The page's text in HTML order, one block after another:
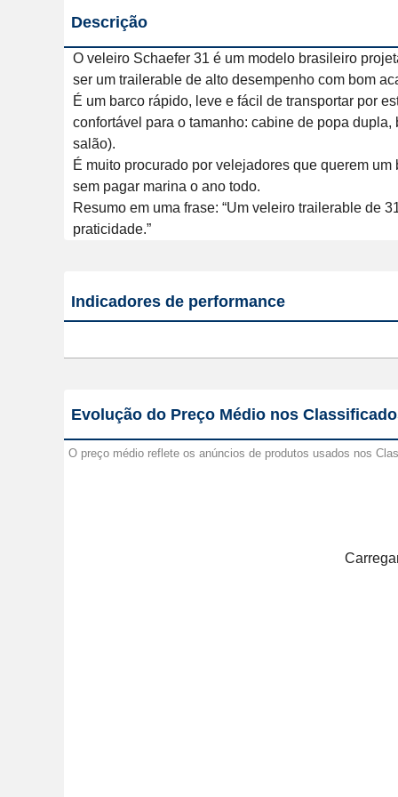
Descrição
O veleiro Schaefer 31 é um modelo brasileiro
ser um trailerable de alto desempenho com bom
É um barco rápido, leve e fácil de transportar por
confortável para o tamanho: cabine de popa
salão).
É muito procurado por velejadores que querem
sem pagar marina o ano todo.
Resumo em uma frase: “Um veleiro trailerable de
praticidade.”
Indicadores de performance
Evolução do Preço Médio nos
O preço médio reflete os anúncios de produtos usados nos